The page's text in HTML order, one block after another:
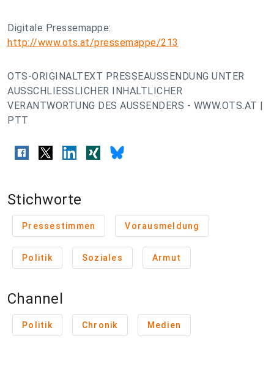
Digitale Pressemappe:
http://www.ots.at/pressemappe/213
OTS-ORIGINALTEXT PRESSEAUSSENDUNG UNTER
AUSSCHLIESSLICHER INHALTLICHER
VERANTWORTUNG DES AUSSENDERS - WWW.OTS.AT |
PTT
Stichworte
Pressestimmen Vorausmeldung
Politik Soziales Armut
Channel
Politik Chronik Medien